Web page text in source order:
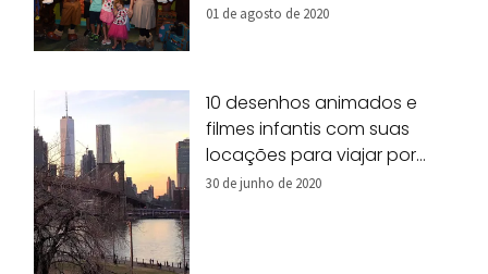
01 de agosto de 2020
10 desenhos animados e
filmes infantis com suas
locações para viajar por
Nova York!
30 de junho de 2020